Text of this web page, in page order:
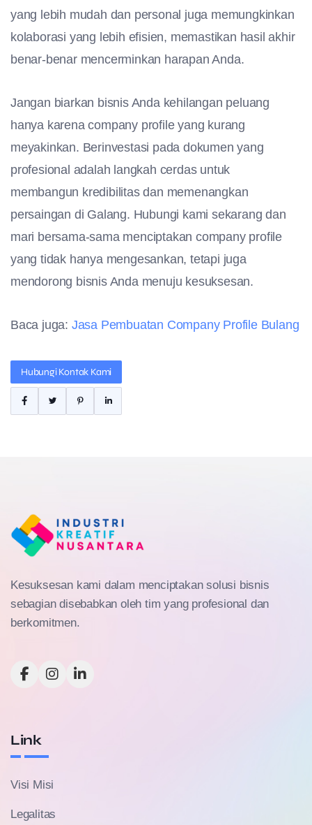
yang lebih mudah dan personal juga memungkinkan
kolaborasi yang lebih efisien, memastikan hasil akhir
benar-benar mencerminkan harapan Anda.
Jangan biarkan bisnis Anda kehilangan peluang
hanya karena company profile yang kurang
meyakinkan. Berinvestasi pada dokumen yang
profesional adalah langkah cerdas untuk
membangun kredibilitas dan memenangkan
persaingan di Galang. Hubungi kami sekarang dan
mari bersama-sama menciptakan company profile
yang tidak hanya mengesankan, tetapi juga
mendorong bisnis Anda menuju kesuksesan.
Baca juga: Jasa Pembuatan Company Profile Bulang
Hubungi Kontak Kami
Kesuksesan kami dalam menciptakan solusi bisnis
sebagian disebabkan oleh tim yang profesional dan
berkomitmen.
Link
Visi Misi
Legalitas